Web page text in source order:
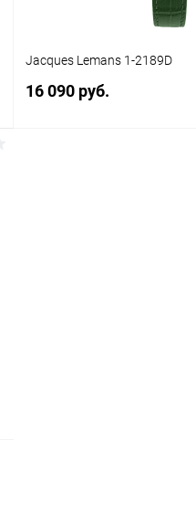
Jacques Lemans 1-2189D
16 090 руб.